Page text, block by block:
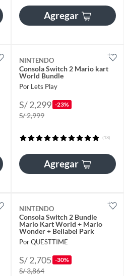
Agregar
NINTENDO
Consola Switch 2 Mario kart
World Bundle
Por Lets Play
S/ 2,299 -23%
S/ 2,999
(18)
Agregar
NINTENDO
Consola Switch 2 Bundle
Mario Kart World + Mario
Wonder + Bellabel Park
Por QUESTTIME
S/ 2,705 -30%
S/ 3,864